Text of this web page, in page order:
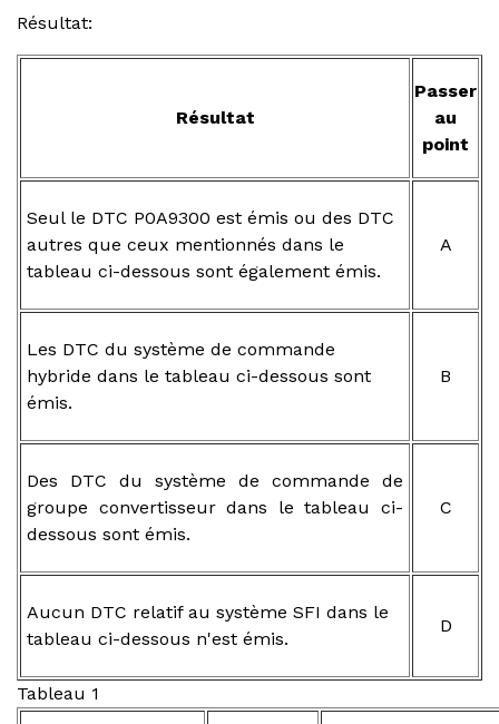
Résultat:
Résultat
Passer
au
point
Seul le DTC P0A9300 est émis ou des DTC
autres que ceux mentionnés dans le
tableau ci-dessous sont également émis.
A
Les DTC du système de commande
hybride dans le tableau ci-dessous sont
émis.
B
Des DTC du système de commande de
groupe convertisseur dans le tableau ci-
dessous sont émis.
C
Aucun DTC relatif au système SFI dans le
tableau ci-dessous n'est émis.
D
Tableau 1